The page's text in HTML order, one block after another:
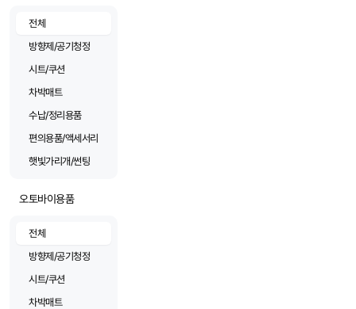
전체
방향제/공기청정
시트/쿠션
차박매트
수납/정리용품
편의용품/액세서리
햇빛가리개/썬팅
오토바이용품
전체
방향제/공기청정
시트/쿠션
차박매트